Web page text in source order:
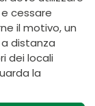
cessare
il motivo, un
distanza
dei locali
la